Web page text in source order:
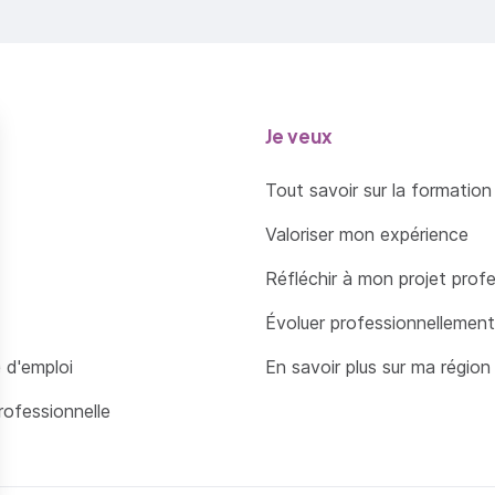
notion d’inceste au sein de la famille :
infractions à caractère sexuel :
d'emploi
Je veux
Tout savoir sur la formation
Valoriser mon expérience
Réfléchir à mon projet
Évoluer professionnellement
En savoir plus sur ma région